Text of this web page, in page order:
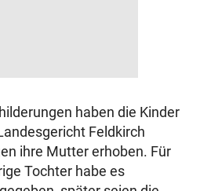
haben die Kinder
Feldkirch
ihre Mutter erhoben. Für
Tochter habe es